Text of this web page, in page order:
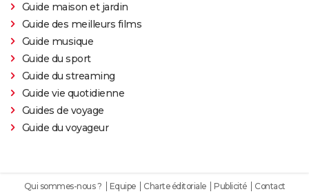
Guide maison et jardin
Guide des meilleurs films
Guide musique
Guide du sport
Guide du streaming
Guide vie quotidienne
Guides de voyage
Guide du voyageur
Qui sommes-nous ? Equipe Charte éditoriale Publicité Contact